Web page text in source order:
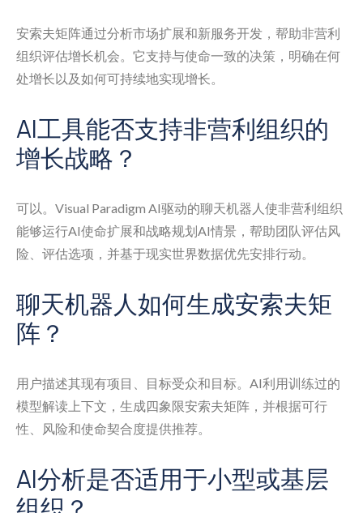
安索夫矩阵通过分析市场扩展和新服务开发，帮助非营利
组织评估增长机会。它支持与使命一致的决策，明确在何
处增长以及如何可持续地实现增长。
AI工具能否支持非营利组织的
增长战略？
可以。Visual Paradigm AI驱动的聊天机器人使非营利组织
能够运行AI使命扩展和战略规划AI情景，帮助团队评估风
险、评估选项，并基于现实世界数据优先安排行动。
聊天机器人如何生成安索夫矩
阵？
用户描述其现有项目、目标受众和目标。AI利用训练过的
模型解读上下文，生成四象限安索夫矩阵，并根据可行
性、风险和使命契合度提供推荐。
AI分析是否适用于小型或基层